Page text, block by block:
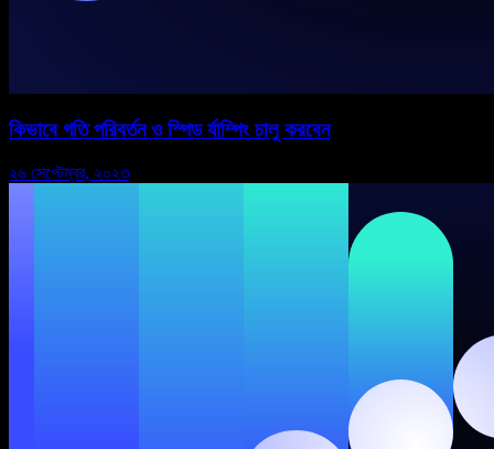
কিভাবে গতি পরিবর্তন ও স্পিড র্যাম্পিং চালু করবেন
২৬ সেপ্টেম্বর, ২০২৩